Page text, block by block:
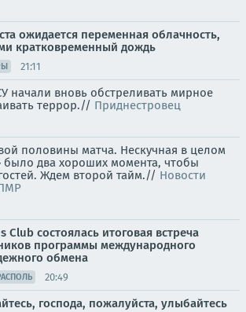
ожидается переменная облачность,
кратковременный дождь
21:11
начали вновь обстреливать мирное
террор.// Приднестровец
половины матча. Нескучная в целом
два хороших момента, чтобы
Ждем второй тайм.// Новости
Club состоялась итоговая встреча
программы международного
обмена
20:49
господа, пожалуйста, улыбайтесь